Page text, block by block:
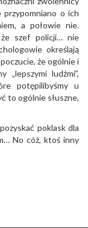
przypomniano o ich
a połowie nie.
że szef policji… nie
określają
że ogólnie i
ludźmi”,
potępilibyśmy u
to ogólnie słuszne,
poklask dla
No cóż, ktoś inny